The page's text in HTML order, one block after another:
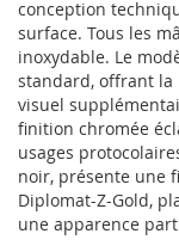
conception
surface. Tous les
inoxydable. Le
standard, offrant la
visuel
finition chromée
usages
noir, présente une
Diplomat-Z-Gold,
une apparence